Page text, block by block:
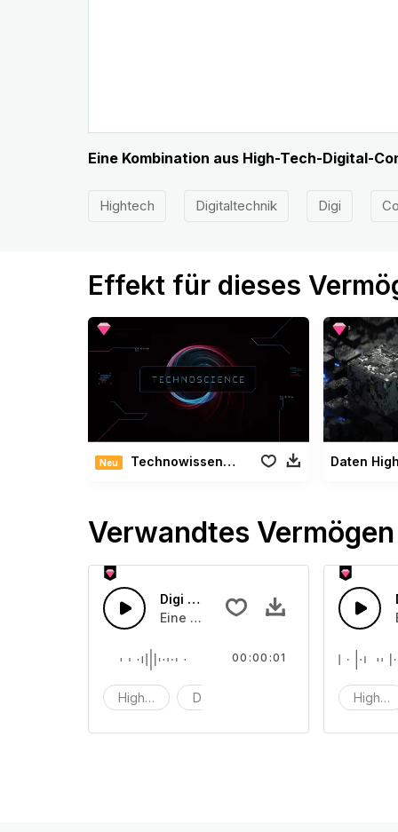
Eine Kombination aus High-Tech-Digital-
Hightech Digitaltechnik Digi
Effekt für dieses
Neu Technowissenschafts Paket Daten
Verwandtes Vermögen
Digi Tech 44
Eine Kombination aus High-Tech-
Hightech Digitaltechnik
00:00:01